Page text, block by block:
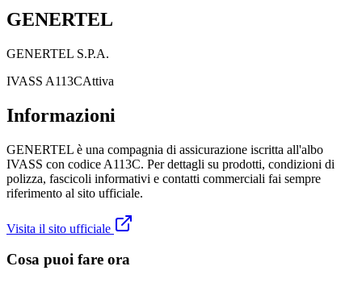
GENERTEL
GENERTEL S.P.A.
IVASS A113CAttiva
Informazioni
GENERTEL è una compagnia di assicurazione iscritta all'albo
IVASS con codice A113C. Per dettagli su prodotti, condizioni di
polizza, fascicoli informativi e contatti commerciali fai sempre
riferimento al sito ufficiale.
Visita il sito ufficiale
Cosa puoi fare ora